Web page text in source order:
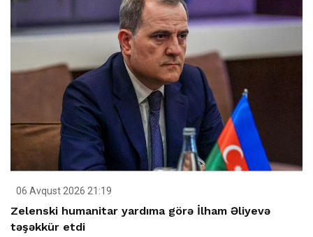
06 Avqust 2026 21:19
Zelenski humanitar yardıma görə İlham Əliyevə
təşəkkür etdi